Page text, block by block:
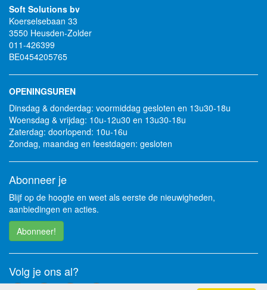
Soft Solutions bv
Koerselsebaan 33
3550 Heusden-Zolder
011-426399
BE0454205765
OPENINGSUREN
Dinsdag & donderdag: voormiddag gesloten en 13u30-18u
Woensdag & vrijdag: 10u-12u30 en 13u30-18u
Zaterdag: doorlopend: 10u-16u
Zondag, maandag en feestdagen: gesloten
Abonneer je
Blijf op de hoogte en weet als eerste de nieuwigheden,
aanbiedingen en acties.
Abonneer!
Volg je ons al?